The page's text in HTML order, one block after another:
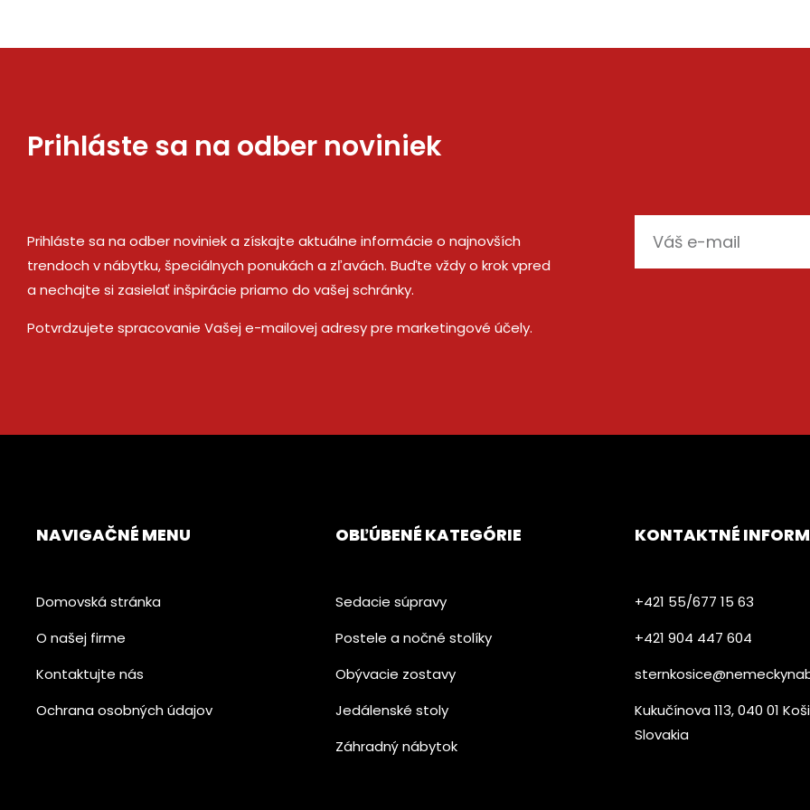
Prihláste sa na odber noviniek
Prihláste sa na odber noviniek a získajte aktuálne informácie o najnovších
trendoch v nábytku, špeciálnych ponukách a zľavách. Buďte vždy o krok vpred
a nechajte si zasielať inšpirácie priamo do vašej schránky.
Potvrdzujete spracovanie Vašej e-mailovej adresy pre marketingové účely.
mail
NAVIGAČNÉ MENU
Domovská stránka
O našej firme
Kontaktujte nás
Ochrana osobných údajov
OBĽÚBENÉ KATEGÓRIE
Sedacie súpravy
Postele a nočné stolíky
Obývacie zostavy
Jedálenské stoly
Záhradný nábytok
KONTAKTNÉ
+421 55/677 15 63
+421 904 447 604​
Kukučínova 113, 040 01
Slovakia